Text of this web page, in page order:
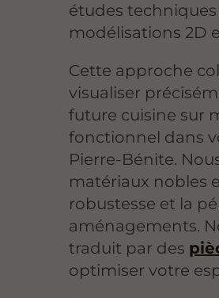
études
modélisations 2D
Cette approche
visualiser
future cuisine sur
fonctionnel dans
Pierre-Bénite.
matériaux nobles
robustesse et la
aménagements.
traduit par des
optimiser votre